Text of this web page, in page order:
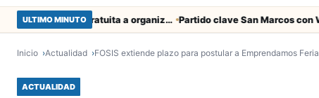
ULTIMO MINUTO Entregaron fibra óptica gratuita a organizaciones sociales de Arica
Inicio Actualidad FOSIS extiende plazo para postular a Emprendamos Feria
ACTUALIDAD